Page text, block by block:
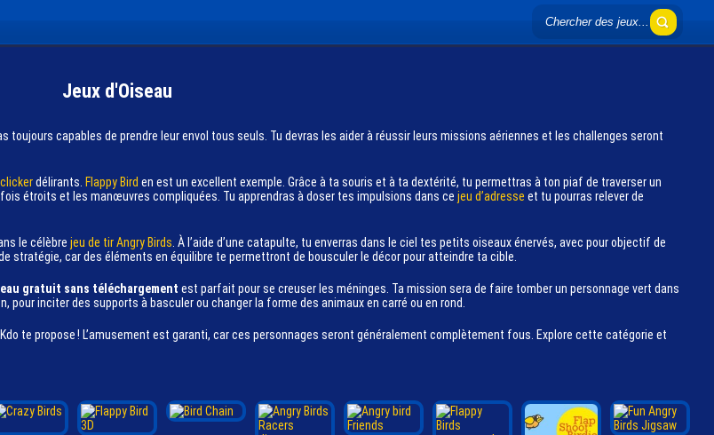
Jeux d'Oiseau
toujours capables de prendre leur envol tous seuls. Tu devras les aider à réussir leurs missions aériennes et les challenges seront
délirants. Flappy Bird en est un excellent exemple. Grâce à ta souris et à ta dextérité, tu permettras à ton piaf de traverser un
étroits et les manœuvres compliquées. Tu apprendras à doser tes impulsions dans ce jeu d’adresse et tu pourras relever de
le célèbre jeu de tirAngry Birds . À l’aide d’une catapulte, tu enverras dans le ciel tes petits oiseaux énervés, avec pour objectif de
stratégie, car des éléments en équilibre te permettront de bousculer le décor pour atteindre ta cible.
gratuit sans téléchargement est parfait pour se creuser les méninges. Ta mission sera de faire tomber un personnage vert dans
inciter des supports à basculer ou changer la forme des animaux en carré ou en rond.
te propose ! L’amusement est garanti, car ces personnages seront généralement complètement fous. Explore cette catégorie et